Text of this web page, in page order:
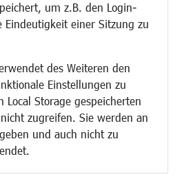
um z.B. den Login-
Eindeutigkeit einer Sitzung zu
des Weiteren den
Einstellungen zu
Storage gespeicherten
zugreifen. Sie werden an
und auch nicht zu